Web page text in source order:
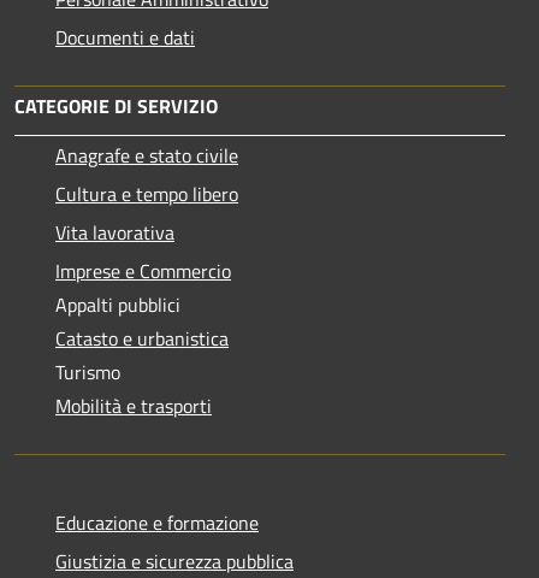
Documenti e dati
CATEGORIE DI SERVIZIO
Anagrafe e stato civile
Cultura e tempo libero
Vita lavorativa
Imprese e Commercio
Appalti pubblici
Catasto e urbanistica
Turismo
Mobilità e trasporti
Educazione e formazione
Giustizia e sicurezza pubblica